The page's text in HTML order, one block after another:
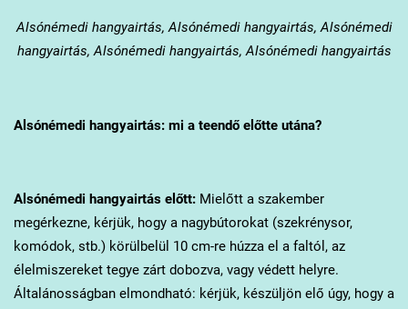
Alsónémedihangyairtás, Alsónémedi hangyairtás, Alsónémedi
hangyairtás, Alsónémedi hangyairtás, Alsónémedi hangyairtás
Alsónémedi hangyairtás: mi a teendő előtte utána?
Alsónémedi hangyairtás előtt:Mielőtt a szakember
megérkezne, kérjük, hogy a nagybútorokat (szekrénysor,
komódok, stb.) körülbelül 10 cm-re húzza el a faltól, az
élelmiszereket tegye zárt dobozva, vagy védett helyre.
Általánosságban elmondható: kérjük, készüljön elő úgy, hogy a